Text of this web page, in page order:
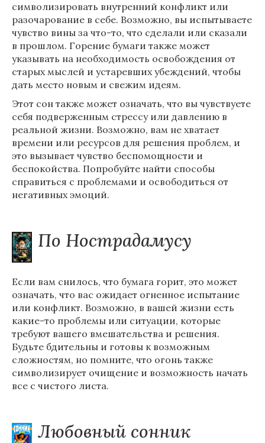
символизировать внутренний конфликт или
разочарование в себе. Возможно, вы испытываете
чувство вины за что-то, что сделали или сказали
в прошлом. Горение бумаги также может
указывать на необходимость освобождения от
старых мыслей и устаревших убеждений, чтобы
дать место новым и свежим идеям.
Этот сон также может означать, что вы чувствуете
себя подверженным стрессу или давлению в
реальной жизни. Возможно, вам не хватает
времени или ресурсов для решения проблем, и
это вызывает чувство беспомощности и
беспокойства. Попробуйте найти способы
справиться с проблемами и освободиться от
негативных эмоций.
По Нострадамусу
Если вам снилось, что бумага горит, это может
означать, что вас ожидает огненное испытание
или конфликт. Возможно, в вашей жизни есть
какие-то проблемы или ситуации, которые
требуют вашего вмешательства и решения.
Будьте бдительны и готовы к возможным
сложностям, но помните, что огонь также
символизирует очищение и возможность начать
все с чистого листа.
Любовный сонник